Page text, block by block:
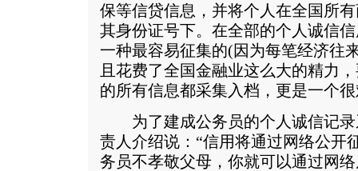
保等信贷信息，并将个人在全国所
其身份证号下。在全部的个人诚信
一种最容易征集的(因为每笔经济往
且花费了全国金融业这么大的精力
的所有信息都采集入档，更是一个
为了建成公务员的个人诚信记录
责人介绍说：“信用将通过网络公开
务员不孝敬父母，你就可以通过网